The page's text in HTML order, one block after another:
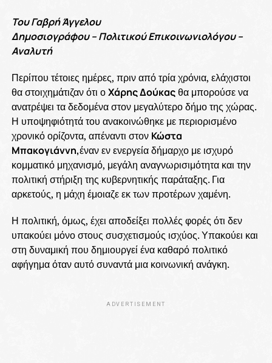
Του Γαβρή Άγγελου
Δημοσιογράφου – Πολιτικού Επικοινωνιολόγου –
Αναλυτή
Περίπου τέτοιες ημέρες, πριν από τρία χρόνια, ελάχιστοι
θα στοιχημάτιζαν ότι οΧάρης Δούκαςθα μπορούσε να
ανατρέψει τα δεδομένα στον μεγαλύτερο δήμο της χώρας.
Η υποψηφιότητά του ανακοινώθηκε με περιορισμένο
χρονικό ορίζοντα, απέναντι στον Κώστα
Μπακογιάννη,έναν εν ενεργεία δήμαρχο με ισχυρό
κομματικό μηχανισμό, μεγάλη αναγνωρισιμότητα και την
πολιτική στήριξη της κυβερνητικής παράταξης. Για
αρκετούς, η μάχη έμοιαζε εκ των προτέρων χαμένη.
Η πολιτική, όμως, έχει αποδείξει πολλές φορές ότι δεν
υπακούει μόνο στους συσχετισμούς ισχύος. Υπακούει και
στη δυναμική που δημιουργεί ένα καθαρό πολιτικό
αφήγημα όταν αυτό συναντά μια κοινωνική ανάγκη.
ADVERTISEMENT